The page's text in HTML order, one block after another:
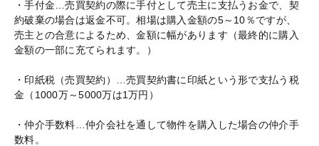
・手付金…売買契約の際に手付として売主に支払うお金で、契
約破棄の場合は返金不可。相場は購入金額の5～10％ですが、
売主との合意によるため、金額に幅があります（最終的に購入
金額の一部に充てられます。）
・印紙税（売買契約）…売買契約書に印紙という形で支払う税
金（1000万～5000万は1万円）
・仲介手数料…仲介会社を通して物件を購入した場合の仲介手
数料。